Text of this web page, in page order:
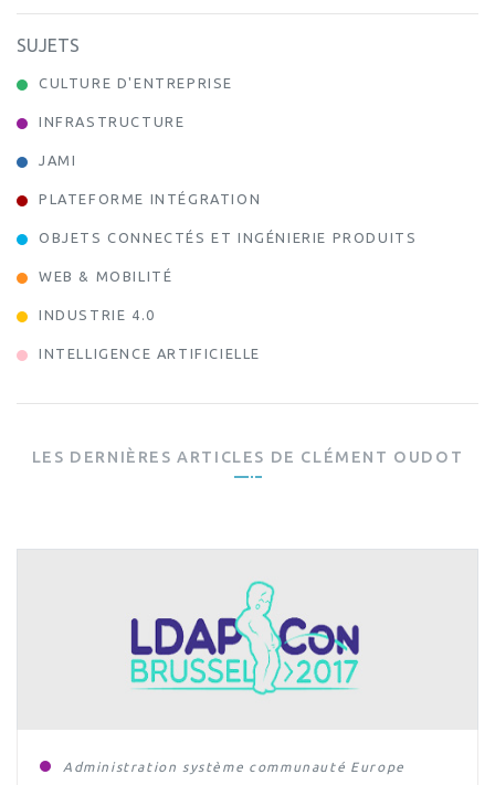
SUJETS
CULTURE D'ENTREPRISE
INFRASTRUCTURE
JAMI
PLATEFORME INTÉGRATION
OBJETS CONNECTÉS ET INGÉNIERIE PRODUITS
WEB & MOBILITÉ
INDUSTRIE 4.0
INTELLIGENCE ARTIFICIELLE
LES DERNIÈRES ARTICLES DE CLÉMENT OUDOT
Administration système communauté Europe